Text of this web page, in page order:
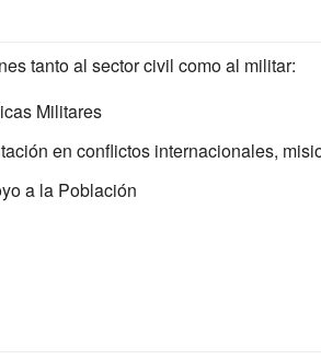
tanto al sector civil como al militar:
Militares
en conflictos internacionales,
a la Población